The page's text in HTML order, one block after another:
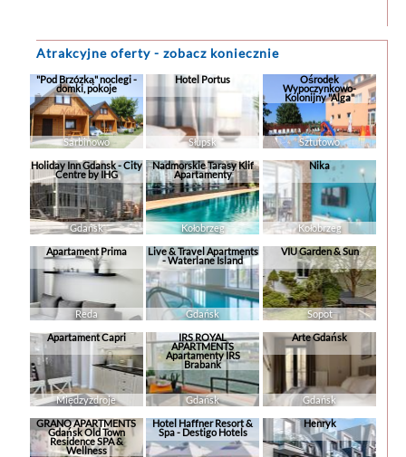
wakacyjnym ...
Atrakcyjne oferty - zobacz koniecznie
"Pod Brzózką" noclegi -
domki, pokoje
Sarbinowo
Hotel Portus
Słupsk
Ośrodek
Wypoczynkowo-
Kolonijny "Alga"
Sztutowo
Holiday Inn Gdansk - City
Centre by IHG
Gdańsk
Nadmorskie Tarasy Klif
Apartamenty
Kołobrzeg
Nika
Kołobrzeg
Apartament Prima
Reda
Live & Travel Apartments
- Waterlane Island
Gdańsk
VIU Garden & Sun
Sopot
Apartament Capri
Międzyzdroje
IRS ROYAL
APARTMENTS
Apartamenty IRS
Brabank
Gdańsk
Arte Gdańsk
Gdańsk
GRANO APARTMENTS
Gdańsk Old Town
Residence SPA &
Wellness
Hotel Haffner Resort &
Spa - Destigo Hotels
Henryk